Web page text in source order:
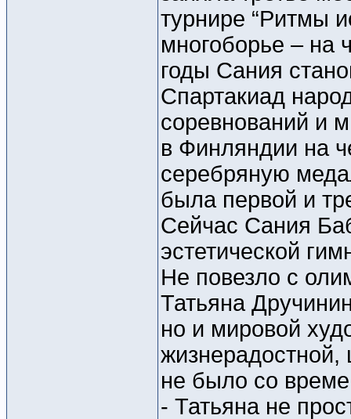
турнире “Ритмы
многоборье –
годы Сания
Спартакиад
соревнований и
в Финляндии на
серебряную
была первой и
Сейчас Сания
эстетической
Не повезло с
Татьяна
но и мировой
жизнерадостной,
не было со
- Татьяна не